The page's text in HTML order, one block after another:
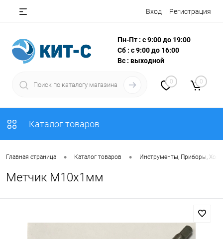
Вход Регистрация
Пн-Пт : с 9:00 до 19:00
Сб : с 9:00 до 16:00
Вс : выходной
0 0
Каталог товаров
Главная страница • Каталог товаров • Инструменты, Приборы,
Метчик М10х1мм